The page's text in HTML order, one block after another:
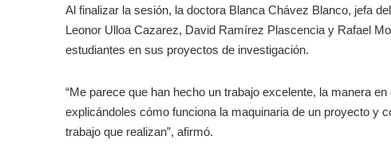
Al finalizar la sesión, la doctora Blanca Chávez Blanco, jefa
Leonor Ulloa Cazarez, David Ramírez Plascencia y Rafael
estudiantes en sus proyectos de investigación.
“Me parece que han hecho un trabajo excelente, la manera
explicándoles cómo funciona la maquinaria de un proyecto y
trabajo que realizan”, afirmó.